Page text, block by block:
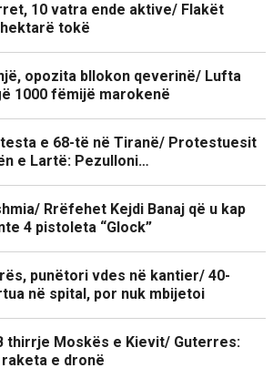
10 vatra ende aktive/ Flakët
tokë
opozita bllokon qeverinë/ Lufta
1000 fëmijë marokenë
e 68-të në Tiranë/ Protestuesit
e Lartë: Pezulloni…
Rrëfehet Kejdi Banaj që u kap
4 pistoleta “Glock”
punëtori vdes në kantier/ 40-
në spital, por nuk mbijetoi
thirrje Moskës e Kievit/ Guterres:
e dronë